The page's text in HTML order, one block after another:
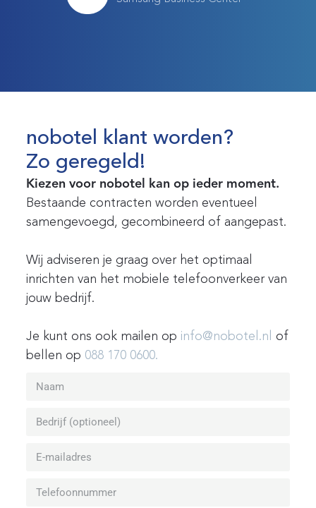
nobotel klant worden?
Zo geregeld!
Kiezen voor nobotel kan op ieder moment.
Bestaande contracten worden eventueel
samengevoegd, gecombineerd of aangepast.
Wij adviseren je graag over het optimaal
inrichten van het mobiele telefoonverkeer van
jouw bedrijf.
Je kunt ons ook mailen op info@nobotel.nl
of
bellen op 088 170 0600.